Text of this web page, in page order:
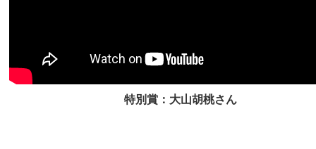
特別賞：大山胡桃さん